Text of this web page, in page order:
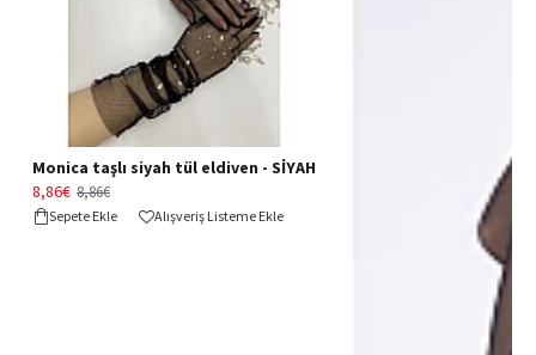
Monica taşlı siyah tül eldiven - SİYAH
8,86€ 8,86€
Sepete Ekle Alışveriş Listeme Ekle